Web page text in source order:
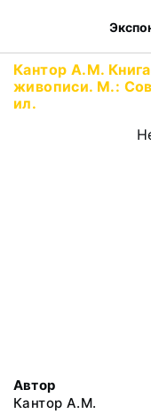
Кантор А.М.
живописи. М.:
ил.
Автор
Кантор А.М.